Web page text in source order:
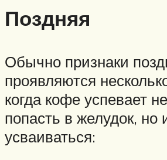
Поздняя
Обычно признаки
проявляются
когда кофе успевает
попасть в желудок, но
усваиваться: